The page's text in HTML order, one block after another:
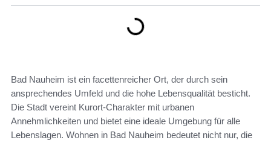
Bad Nauheim ist ein facettenreicher Ort, der durch sein
ansprechendes Umfeld und die hohe Lebensqualität besticht.
Die Stadt vereint Kurort-Charakter mit urbanen
Annehmlichkeiten und bietet eine ideale Umgebung für alle
Lebenslagen. Wohnen in Bad Nauheim bedeutet nicht nur, die